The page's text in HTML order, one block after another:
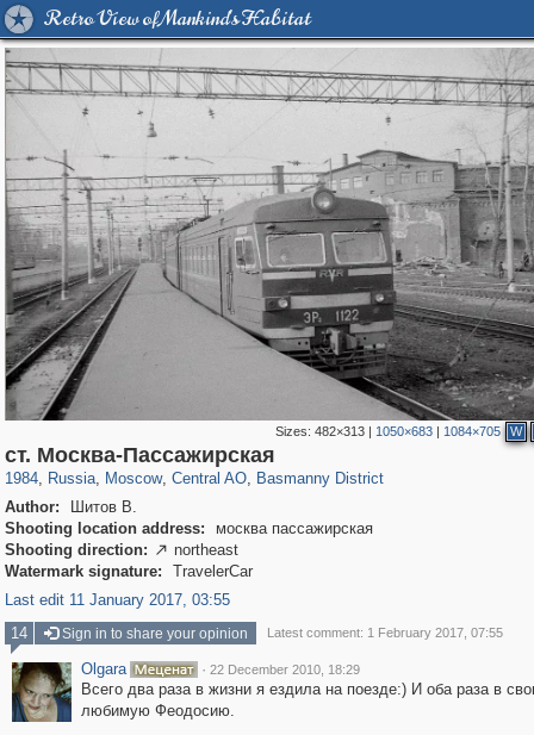
Retro View of Mankind's Habitat
Sizes: 482×313| 1050×683| 1084×705 W
ст. Москва-Пассажирская
1984, Russia
1,406,840 29,243
, Moscow
319,864 8,286
, Central AO
160,012 5,916
, Basmanny District
13,204
Author:
Шитов В.
Shooting location address:
москва пассажирская
Shooting direction:  northeast
Watermark signature:
TravelerCar
Last edit 11 January 2017, 03:55
14
Sign in to share your opinion Latest comment: 1 February 2017, 07:55
Olgara · 22 December 2010, 18:29
Всего два раза в жизни я ездила на поезде:) И оба раза в
любимую Феодосию.